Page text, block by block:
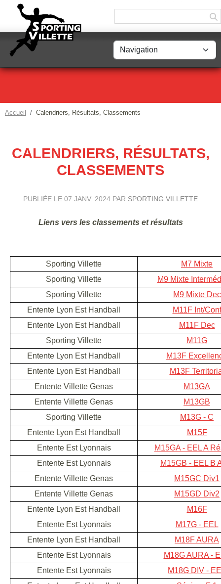
Accueil Calendriers, Résultats, Classements
CALENDRIERS, RÉSULTATS,
CLASSEMENTS
PUBLIÉE LE 07 JANV. 2024 PAR SPORTING VILLETTE
Liens vers les classements et résultats
Sporting Villette
M7 Mixte
Sporting Villette
M9 Mixte
Sporting Villette
M9 Mixte Dec
Entente Lyon Est Handball
M11F Int/Conf
Entente Lyon Est Handball
M11F Dec
Sporting Villette
M11G
Entente Lyon Est Handball
M13F
Entente Lyon Est Handball
M13F
Entente Villette Genas
M13GA
Entente Villette Genas
M13GB
Sporting Villette
M13G - C
Entente Lyon Est Handball
M15F
Entente Est Lyonnais
M15GA - EEL A
Entente Est Lyonnais
M15GB - EEL B
Entente Villette Genas
M15GC Div1
Entente Villette Genas
M15GD Div2
Entente Lyon Est Handball
M16F
Entente Est Lyonnais
M17G - EEL
Entente Lyon Est Handball
M18F AURA
Entente Est Lyonnais
M18G AURA -
Entente Est Lyonnais
M18G DIV -
Panneau de gestion des cookies